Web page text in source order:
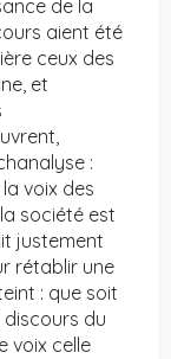
de la
aient été
ceux des
et
:
voix des
société est
justement
rétablir une
: que soit
du
voix celle